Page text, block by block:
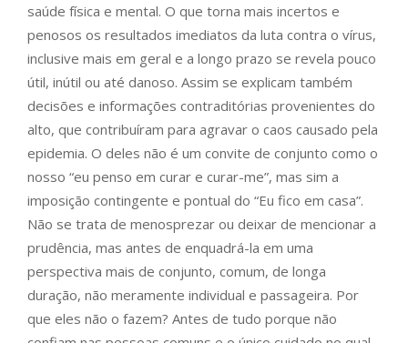
saúde física e mental. O que torna mais incertos e
penosos os resultados imediatos da luta contra o vírus,
inclusive mais em geral e a longo prazo se revela pouco
útil, inútil ou até danoso. Assim se explicam também
decisões e informações contraditórias provenientes do
alto, que contribuíram para agravar o caos causado pela
epidemia. O deles não é um convite de conjunto como o
nosso “eu penso em curar e curar-me”, mas sim a
imposição contingente e pontual do “Eu fico em casa”.
Não se trata de menosprezar ou deixar de mencionar a
prudência, mas antes de enquadrá-la em uma
perspectiva mais de conjunto, comum, de longa
duração, não meramente individual e passageira. Por
que eles não o fazem? Antes de tudo porque não